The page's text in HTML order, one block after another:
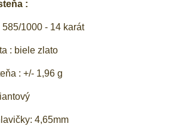
:
585/1000 - 14 karát
: biele zlato
: +/- 1,96 g
4,65mm